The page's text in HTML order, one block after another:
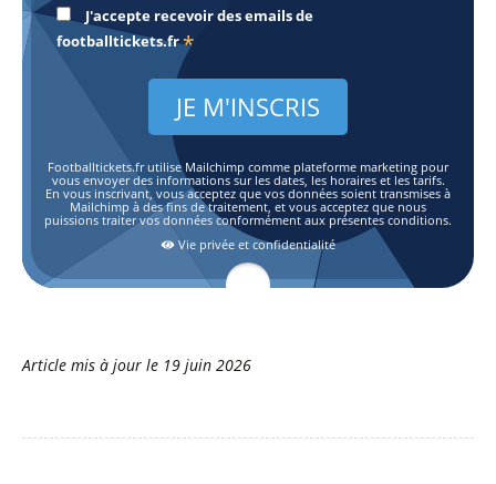
J'accepte recevoir des emails de
footballtickets.fr*
Footballtickets.fr utilise Mailchimp comme plateforme marketing pour
vous envoyer des informations sur les dates, les horaires et les tarifs.
En vous inscrivant, vous acceptez que vos données soient transmises à
Mailchimp à des fins de traitement, et vous acceptez que nous
puissions traiter vos données conformément aux présentes conditions.
Vie privée et confidentialité
Article mis à jour le 19 juin 2026